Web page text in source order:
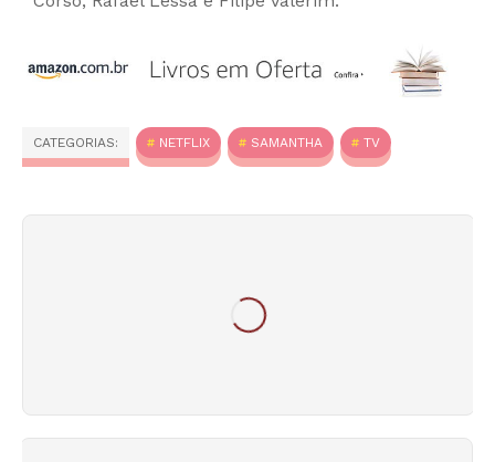
CATEGORIAS: NETFLIX SAMANTHA TV